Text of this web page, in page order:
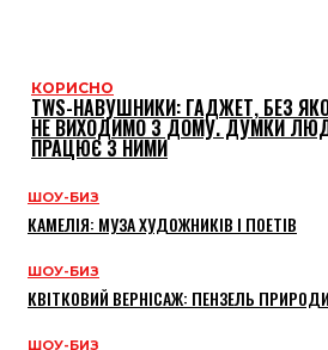
КОРИСНО
TWS-НАВУШНИКИ: ГАДЖЕТ, БЕЗ
НЕ ВИХОДИМО З ДОМУ. ДУМКИ
ПРАЦЮЄ З НИМИ
ШОУ-БИЗ
КАМЕЛІЯ: МУЗА ХУДОЖНИКІВ І ПОЕТІВ
ШОУ-БИЗ
КВІТКОВИЙ ВЕРНІСАЖ: ПЕНЗЕЛЬ
ШОУ-БИЗ